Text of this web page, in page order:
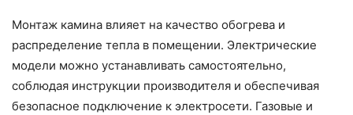
Монтаж камина влияет на качество обогрева и
распределение тепла в помещении. Электрические
модели можно устанавливать самостоятельно,
соблюдая инструкции производителя и обеспечивая
безопасное подключение к электросети. Газовые и